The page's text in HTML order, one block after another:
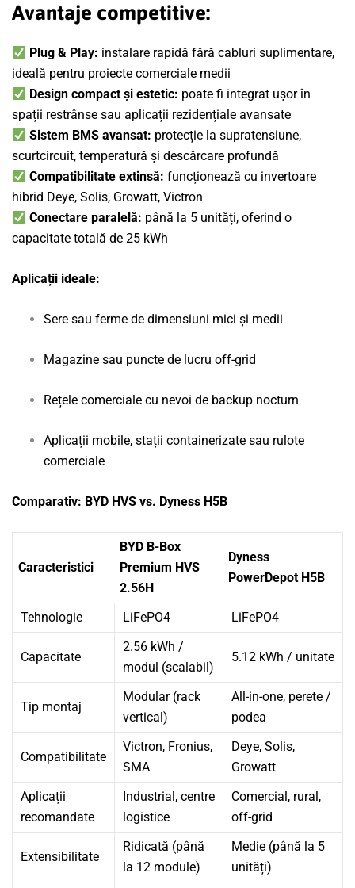
Avantaje competitive:
Plug & Play: instalare rapidă fără cabluri suplimentare,
ideală pentru proiecte comerciale medii
Design compact și estetic: poate fi integrat ușor în
spații restrânse sau aplicații rezidențiale avansate
Sistem BMS avansat: protecție la supratensiune,
scurtcircuit, temperatură și descărcare profundă
Compatibilitate extinsă: funcționează cu invertoare
hibrid Deye, Solis, Growatt, Victron
Conectare paralelă: până la 5 unități, oferind o
capacitate totală de 25 kWh
Aplicații ideale:
Sere sau ferme de dimensiuni mici și medii
Magazine sau puncte de lucru off-grid
Rețele comerciale cu nevoi de backup nocturn
Aplicații mobile, stații containerizate sau rulote
comerciale
Comparativ: BYD HVS vs. Dyness H5B
Caracteristici
BYD B-Box
Premium HVS
2.56H
Dyness
PowerDepot H5B
Tehnologie LiFePO4 LiFePO4
Capacitate
2.56 kWh /
modul (scalabil)
5.12 kWh / unitate
Tip montaj
Modular (rack
vertical)
All-in-one, perete /
podea
Compatibilitate
Victron, Fronius,
SMA
Deye, Solis,
Growatt
Aplicații
recomandate
Industrial, centre
logistice
Comercial, rural,
off-grid
Extensibilitate
Ridicată (până
la 12 module)
Medie (până la 5
unități)